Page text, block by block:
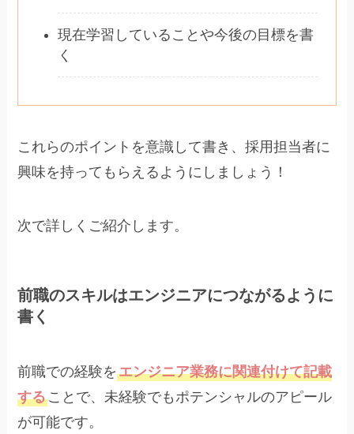
現在学習していることや今後の目標を書
く
これらのポイントを意識して書き、採用担当者に
興味を持ってもらえるようにしましょう！
次で詳しくご紹介します。
前職のスキルはエンジニアにつながるように
書く
前職での経験をエンジニア業務に関連付けて記載
することで、未経験でもポテンシャルのアピール
が可能です。